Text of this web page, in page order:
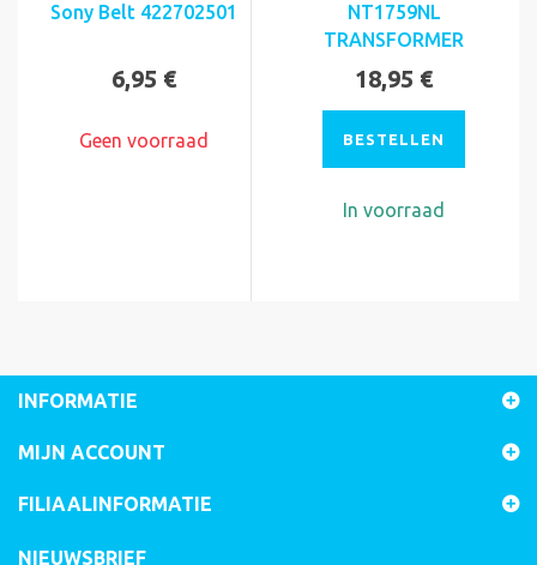
Sony Belt 422702501
6,95 €
Geen voorraad
NT1759NL
TRANSFORMER
18,95 €
BESTELLEN
In voorraad
INFORMATIE
MIJN ACCOUNT
FILIAALINFORMATIE
NIEUWSBRIEF